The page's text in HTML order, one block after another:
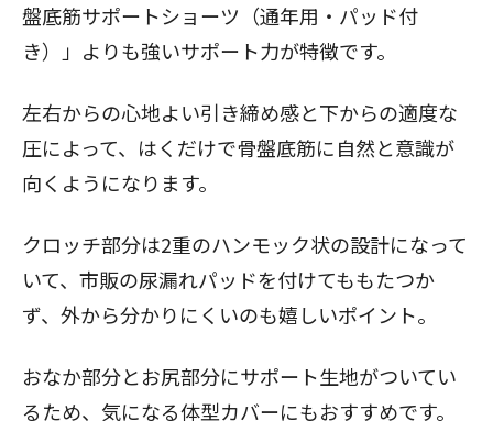
盤底筋サポートショーツ（通年用・パッド付
き）
」よりも強いサポート力が特徴です。
左右からの心地よい引き締め感と下からの適度な
圧によって、はくだけで骨盤底筋に自然と意識が
向くようになります。
クロッチ部分は2重のハンモック状の設計になって
いて、市販の尿漏れパッドを付けてももたつか
ず、外から分かりにくいのも嬉しいポイント。
おなか部分とお尻部分にサポート生地がついてい
るため、気になる体型カバーにもおすすめです。